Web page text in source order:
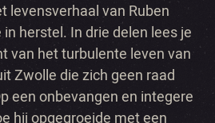
levensverhaal van Ruben
herstel. In drie delen lees je
van het turbulente leven van
Zwolle die zich geen raad
een onbevangen en integere
hij opgegroeide met een